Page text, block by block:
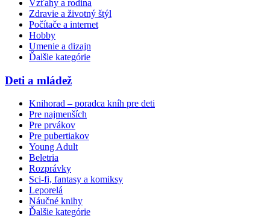
Vzťahy a rodina
Zdravie a životný štýl
Počítače a internet
Hobby
Umenie a dizajn
Ďalšie kategórie
Deti a mládež
Knihorad – poradca kníh pre deti
Pre najmenších
Pre prvákov
Pre pubertiakov
Young Adult
Beletria
Rozprávky
Sci-fi, fantasy a komiksy
Leporelá
Náučné knihy
Ďalšie kategórie